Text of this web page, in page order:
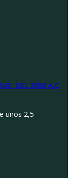
DEL 3500 A.C
unos 2,5